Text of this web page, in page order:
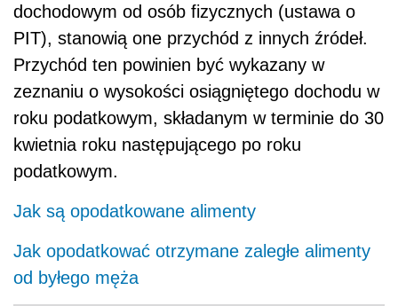
dochodowym od osób fizycznych (ustawa o
PIT), stanowią one przychód z innych źródeł.
Przychód ten powinien być wykazany w
zeznaniu o wysokości osiągniętego dochodu w
roku podatkowym, składanym w terminie do 30
kwietnia roku następującego po roku
podatkowym.
Jak są opodatkowane alimenty
Jak opodatkować otrzymane zaległe alimenty
od byłego męża